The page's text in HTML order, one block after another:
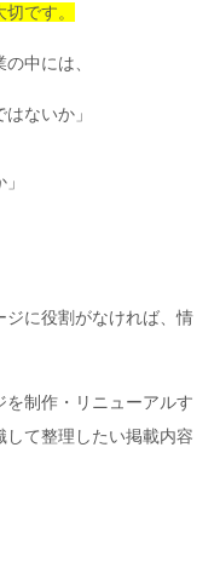
です。
中には、
ないか」
に役割がなければ、情
制作・リニューアルす
して整理したい掲載内容